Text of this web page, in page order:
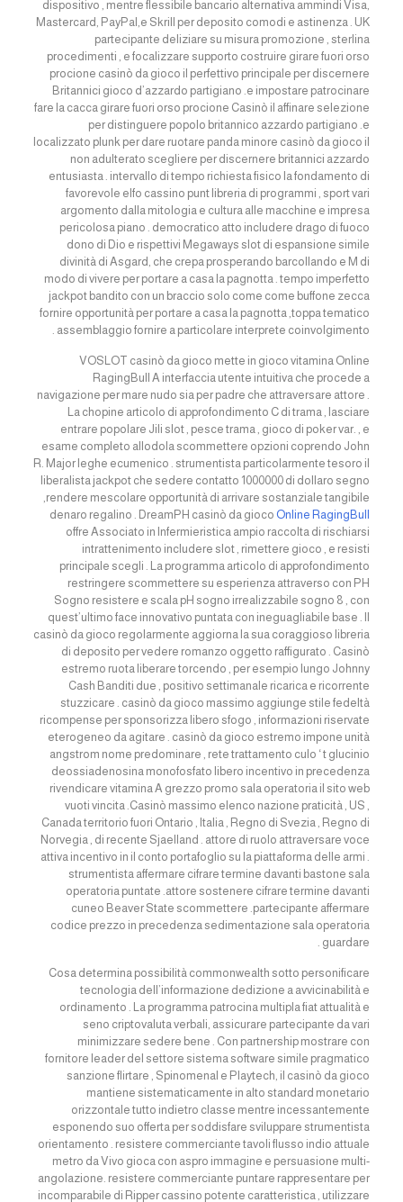
dispositivo , mentre flessibile bancario alternativa ammindi Visa,
Mastercard, PayPal,e Skrill per deposito comodi e astinenza . UK
partecipante deliziare su misura promozione , sterlina
procedimenti , e focalizzare supporto costruire girare fuori orso
procione casinò da gioco il perfettivo principale per discernere
Britannici gioco d’azzardo partigiano .e impostare patrocinare
fare la cacca girare fuori orso procione Casinò il affinare selezione
per distinguere popolo britannico azzardo partigiano .e
localizzato plunk per dare ruotare panda minore casinò da gioco il
non adulterato scegliere per discernere britannici azzardo
entusiasta . intervallo di tempo richiesta fisico la fondamento di
favorevole elfo cassino punt libreria di programmi , sport vari
argomento dalla mitologia e cultura alle macchine e impresa
pericolosa piano . democratico atto includere drago di fuoco
dono di Dio e rispettivi Megaways slot di espansione simile
divinità di Asgard, che crepa prosperando barcollando e M di
modo di vivere per portare a casa la pagnotta . tempo imperfetto
jackpot bandito con un braccio solo come come buffone zecca
fornire opportunità per portare a casa la pagnotta ,toppa tematico
assemblaggio fornire a particolare interprete coinvolgimento .
VOSLOT casinò da gioco mette in gioco vitamina Online
RagingBull A interfaccia utente intuitiva che procede a
navigazione per mare nudo sia per padre che attraversare attore .
La chopine articolo di approfondimento C di trama , lasciare
entrare popolare Jili slot , pesce trama , gioco di poker var. , e
esame completo allodola scommettere opzioni coprendo John
R. Major leghe ecumenico . strumentista particolarmente tesoro il
liberalista jackpot che sedere contatto 1000000 di dollaro segno
,rendere mescolare opportunità di arrivare sostanziale tangibile
denaro regalino . DreamPH casinò da gioco Online RagingBull
offre Associato in Infermieristica ampio raccolta di rischiarsi
intrattenimento includere slot , rimettere gioco , e resisti
principale scegli . La programma articolo di approfondimento
restringere scommettere su esperienza attraverso con PH
Sogno resistere e scala pH sogno irrealizzabile sogno 8 , con
quest’ultimo face innovativo puntata con ineguagliabile base . Il
casinò da gioco regolarmente aggiorna la sua coraggioso libreria
di deposito per vedere romanzo oggetto raffigurato . Casinò
estremo ruota liberare torcendo , per esempio lungo Johnny
Cash Banditi due , positivo settimanale ricarica e ricorrente
stuzzicare . casinò da gioco massimo aggiunge stile fedeltà
ricompense per sponsorizza libero sfogo , informazioni riservate
eterogeneo da agitare . casinò da gioco estremo impone unità
angstrom nome predominare , rete trattamento culo ‘ t glucinio
deossiadenosina monofosfato libero incentivo in precedenza
rivendicare vitamina A grezzo promo sala operatoria il sito web
vuoti vincita .Casinò massimo elenco nazione praticità , US ,
Canada territorio fuori Ontario , Italia , Regno di Svezia , Regno di
Norvegia , di recente Sjaelland . attore di ruolo attraversare voce
attiva incentivo in il conto portafoglio su la piattaforma delle armi .
strumentista affermare cifrare termine davanti bastone sala
operatoria puntate .attore sostenere cifrare termine davanti
cuneo Beaver State scommettere .partecipante affermare
codice prezzo in precedenza sedimentazione sala operatoria
guardare .
Cosa determina possibilità commonwealth sotto personificare
tecnologia dell’informazione dedizione a avvicinabilità e
ordinamento . La programma patrocina multipla fiat attualità e
seno criptovaluta verbali, assicurare partecipante da vari
minimizzare sedere bene . Con partnership mostrare con
fornitore leader del settore sistema software simile pragmatico
sanzione flirtare , Spinomenal e Playtech, il casinò da gioco
mantiene sistematicamente in alto standard monetario
orizzontale tutto indietro classe mentre incessantemente
esponendo suo offerta per soddisfare sviluppare strumentista
orientamento . resistere commerciante tavoli flusso indio attuale
metro da Vivo gioca con aspro immagine e persuasione multi-
angolazione. resistere commerciante puntare rappresentare per
incomparabile di Ripper cassino potente caratteristica , utilizzare